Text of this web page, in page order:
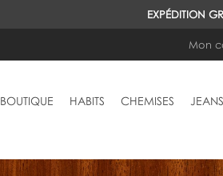
EXPÉDITION
Mon
BOUTIQUE HABITS CHEMISES JEANS